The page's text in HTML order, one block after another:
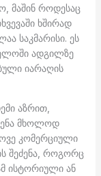
მაშინ როდესაც
ხშირად
საკმარისი. ეს
ადგილზე
იარაღის
აზრით,
მხოლოდ
კომერციული
შეძენა, როგორც
ისტორიული ან